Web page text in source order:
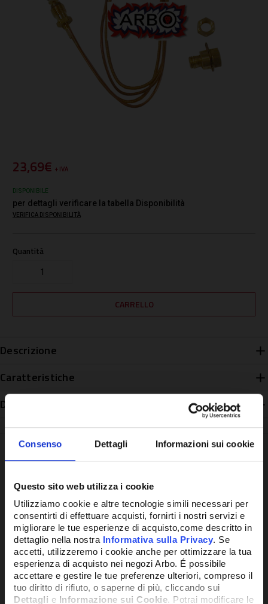
Consenso Dettagli Informazioni sui cookie
Questo sito web utilizza i cookie
Utilizziamo cookie e altre tecnologie simili necessari per
consentirti di effettuare acquisti, fornirti i nostri servizi e
migliorare le tue esperienze di acquisto,come descritto in
dettaglio nella nostra Informativa sulla Privacy. Se
accetti, utilizzeremo i cookie anche per ottimizzare la tua
esperienza di acquisto nei negozi Arbo. É possibile
accettare e gestire le tue preferenze ulteriori, compreso il
tuo diritto di rifiuto, o saperne di più, cliccando sui
Dettagli e Informazione sui Cookie. Potrai modificare le
23,69€ + IVA
DISPONIBILE
per dettagli verificare la tabella Disponibilità
VERIFICA DISPONIBILITÀ
Quantità
Descrizione
Caratteristiche
Disponibilità
Potrebbe anche interessarti